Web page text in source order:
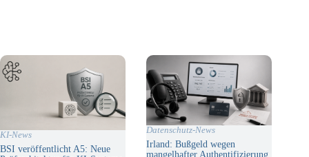
KI-News
BSI veröffentlicht A5: Neue
Datenschutz-News
Irland: Bußgeld wegen
mangelhafter Authentifizierung